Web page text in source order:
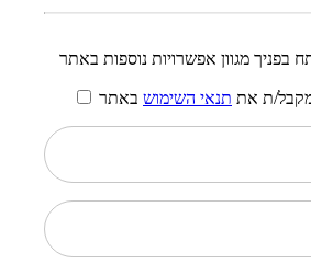
מגוון אפשרויות נוספות באתר
מקבל/ת את תנאי השימוש באתר